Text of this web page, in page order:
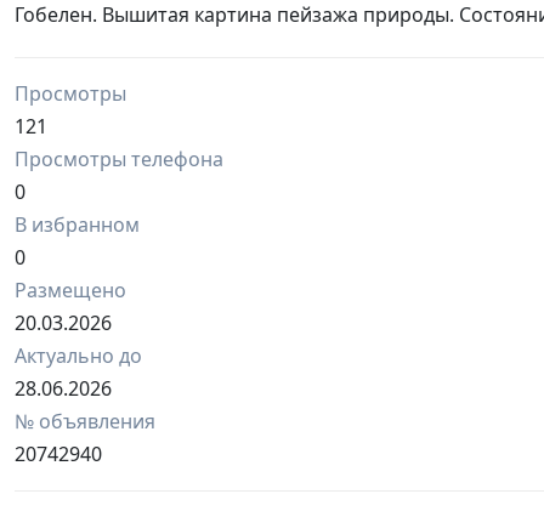
Гобелен. Вышитая картина пейзажа природы.
Просмотры
121
Просмотры телефона
0
В избранном
0
Размещено
20.03.2026
Актуально до
28.06.2026
№ объявления
20742940